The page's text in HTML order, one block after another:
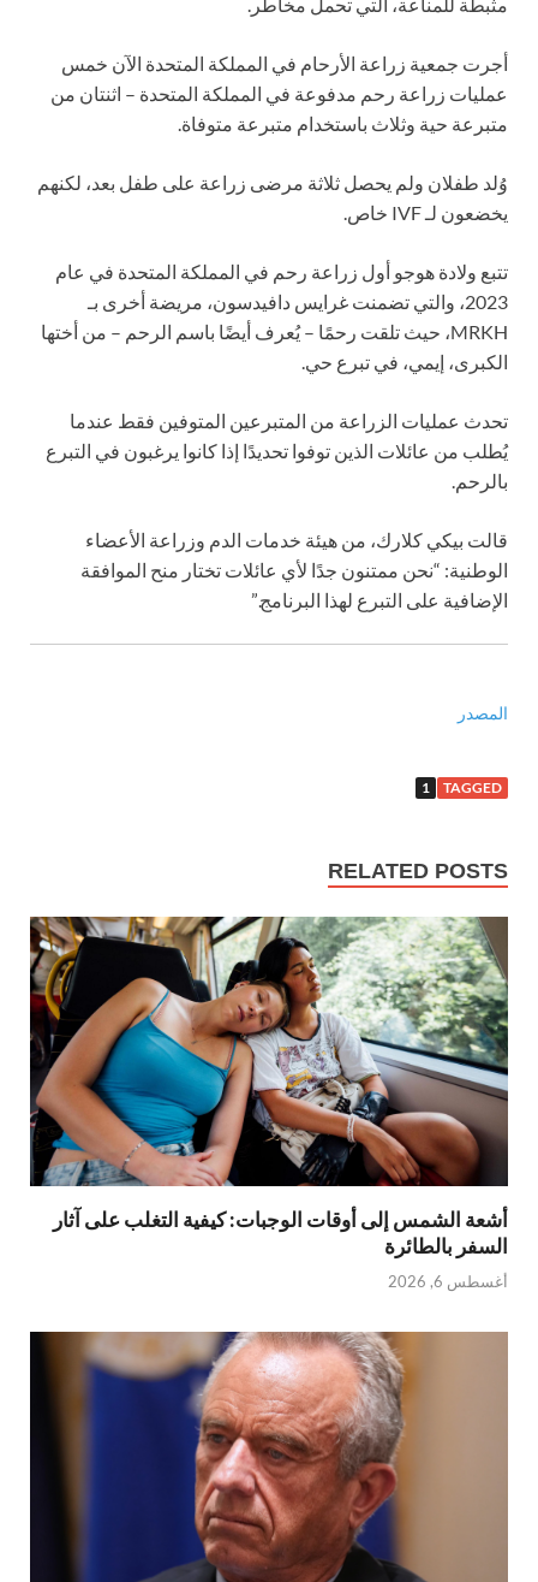
مثبطة للمناعة، التي تحمل مخاطر.
أجرت جمعية زراعة الأرحام في المملكة المتحدة الآن خمس
عمليات زراعة رحم مدفوعة في المملكة المتحدة – اثنتان من
متبرعة حية وثلاث باستخدام متبرعة متوفاة.
وُلد طفلان ولم يحصل ثلاثة مرضى زراعة على طفل بعد، لكنهم
يخضعون لـ IVF خاص.
تتبع ولادة هوجو أول زراعة رحم في المملكة المتحدة في عام
2023، والتي تضمنت غرايس دافيدسون، مريضة أخرى بـ
MRKH، حيث تلقت رحمًا – يُعرف أيضًا باسم الرحم – من أختها
الكبرى، إيمي، في تبرع حي.
تحدث عمليات الزراعة من المتبرعين المتوفين فقط عندما
يُطلب من عائلات الذين توفوا تحديدًا إذا كانوا يرغبون في التبرع
بالرحم.
قالت بيكي كلارك، من هيئة خدمات الدم وزراعة الأعضاء
الوطنية: “نحن ممتنون جدًا لأي عائلات تختار منح الموافقة
الإضافية على التبرع لهذا البرنامج.”
المصدر
TAGGED
1
RELATED POSTS
أشعة الشمس إلى أوقات الوجبات: كيفية التغلب على آثار
السفر بالطائرة
أغسطس 6, 2026